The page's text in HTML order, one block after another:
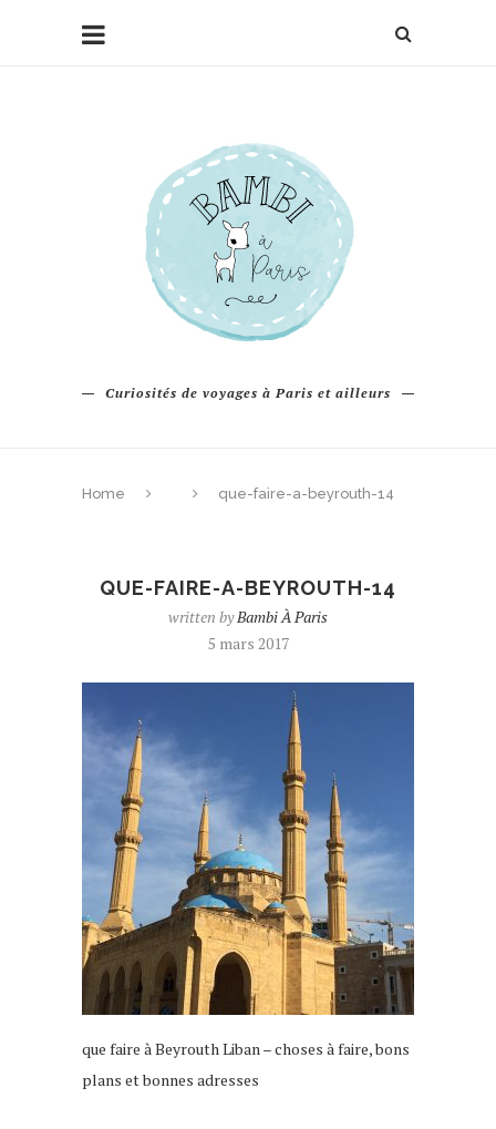
Curiosités de voyages à Paris et ailleurs
Home que-faire-a-beyrouth-14
QUE-FAIRE-A-BEYROUTH-14
written byBambi À Paris
5 mars 2017
que faire à Beyrouth Liban – choses à faire, bons
plans et bonnes adresses